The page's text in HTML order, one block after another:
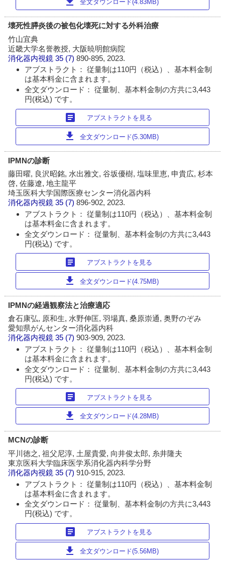
全文ダウンロード(4.83MB)
壊死性膵炎後の被包化壊死に対する外科治療
竹山宜典
近畿大学名誉教授, 大阪暁明館病院
消化器内視鏡 35 (7)890-895, 2023.
アブストラクト： 従量制は110円（税込）、基本料金制
は基本料金に含まれます。
全文ダウンロード： 従量制、基本料金制の方共に3,443
円(税込) です。
article アブストラクトを見る
download 全文ダウンロード(5.30MB)
IPMNの診断
藤田曜, 良沢昭銘, 水出雅文, 谷坂優樹, 塩味里恵, 申貴広, 杉本
啓, 佐藤遼, 地主龍平
埼玉医科大学国際医療センター消化器内科
消化器内視鏡 35 (7)896-902, 2023.
アブストラクト： 従量制は110円（税込）、基本料金制
は基本料金に含まれます。
全文ダウンロード： 従量制、基本料金制の方共に3,443
円(税込) です。
article アブストラクトを見る
download 全文ダウンロード(4.75MB)
IPMNの経過観察法と治療適応
倉石康弘, 原和生, 水野伸匡, 羽場真, 桑原崇通, 奥野のぞみ
愛知県がんセンター消化器内科
消化器内視鏡 35 (7)903-909, 2023.
アブストラクト： 従量制は110円（税込）、基本料金制
は基本料金に含まれます。
全文ダウンロード： 従量制、基本料金制の方共に3,443
円(税込) です。
article アブストラクトを見る
download 全文ダウンロード(4.28MB)
MCNの診断
平川徳之, 祖父尼淳, 土屋貴愛, 向井俊太郎, 糸井隆夫
東京医科大学臨床医学系消化器内科学分野
消化器内視鏡 35 (7)910-915, 2023.
アブストラクト： 従量制は110円（税込）、基本料金制
は基本料金に含まれます。
全文ダウンロード： 従量制、基本料金制の方共に3,443
円(税込) です。
article アブストラクトを見る
download 全文ダウンロード(5.56MB)